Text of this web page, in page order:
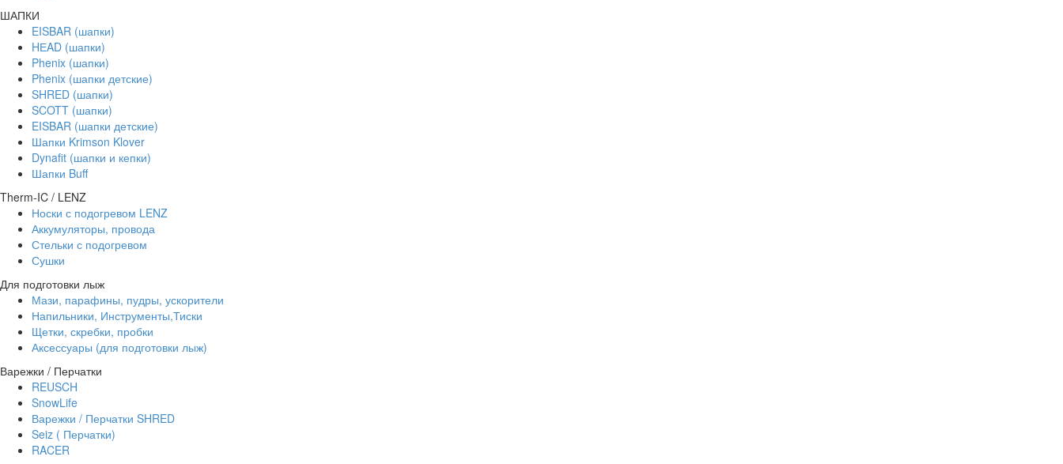
ШАПКИ
EISBAR (шапки)
HЕAD (шапки)
Phenix (шапки)
Phenix (шапки детские)
SHRED (шапки)
SCOTT (шапки)
EISBAR (шапки детские)
Шапки Krimson Klover
Dynafit (шапки и кепки)
Шапки Buff
Therm-IC / LENZ
Носки с подогревом LENZ
Аккумуляторы, провода
Стельки с подогревом
Сушки
Для подготовки лыж
Мази, парафины, пудры, ускорители
Напильники, Инструменты,Тиски
Щетки, скребки, пробки
Аксессуары (для подготовки лыж)
Варежки / Перчатки
REUSCH
SnowLife
Варежки / Перчатки SHRED
Seiz ( Перчатки)
RACER